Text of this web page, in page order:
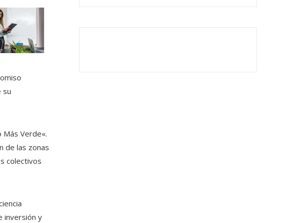
su
Más Verde«.
de las zonas
colectivos
inversión y